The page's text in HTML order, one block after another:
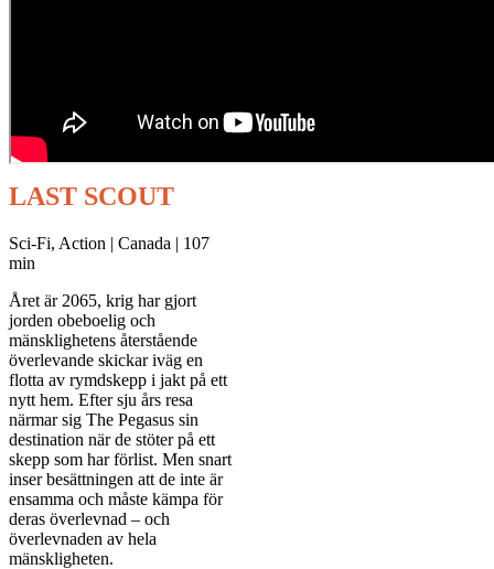
LAST SCOUT
Sci-Fi, Action | Canada | 107
min
Året är 2065, krig har gjort
jorden obeboelig och
mänsklighetens återstående
överlevande skickar iväg en
flotta av rymdskepp i jakt på ett
nytt hem. Efter sju års resa
närmar sig The Pegasus sin
destination när de stöter på ett
skepp som har förlist. Men snart
inser besättningen att de inte är
ensamma och måste kämpa för
deras överlevnad – och
överlevnaden av hela
mänskligheten.